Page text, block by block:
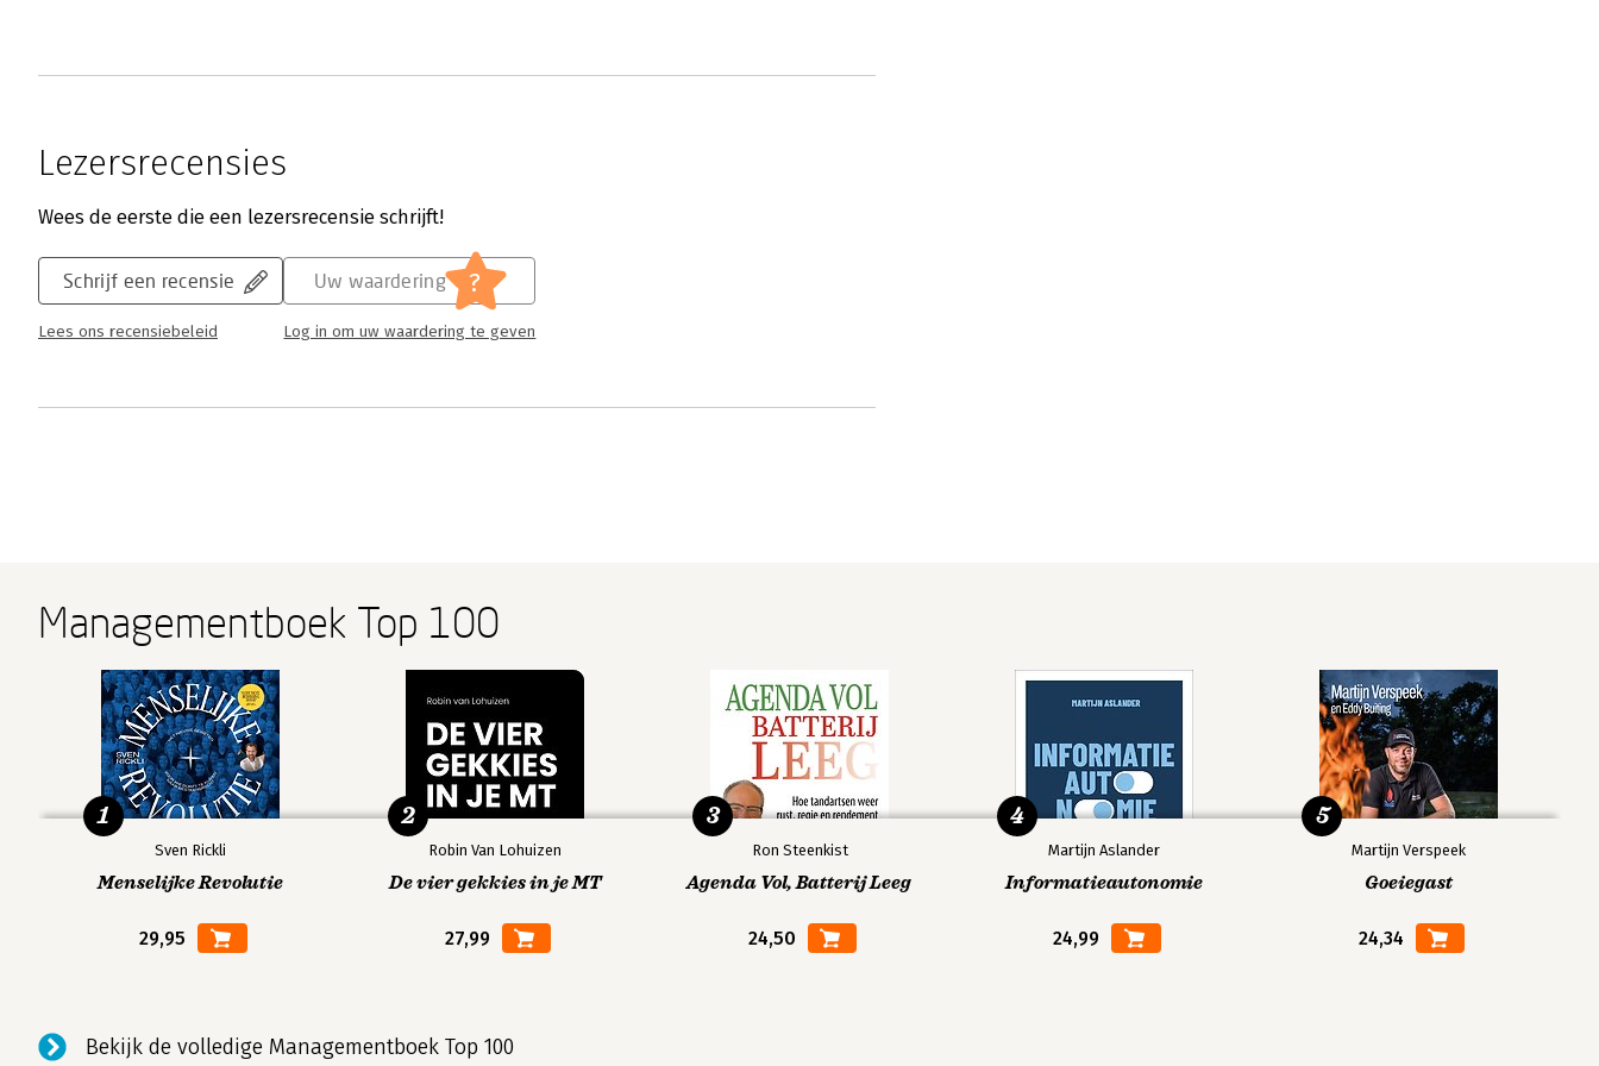
Lezersrecensies
Wees de eerste die een lezersrecensie schrijft!
Schrijf een recensie
Lees ons recensiebeleid
Uw waardering ?
Log in om uw waardering te geven
Managementboek Top 100
Sven Rickli
Menselijke Revolutie
29,95
1
Robin Van Lohuizen
De vier gekkies in je MT
27,99
2
Ron Steenkist
Agenda Vol, Batterij Leeg
24,50
3
Martijn Aslander
Informatieautonomie
24,99
4
Martijn Verspeek
Goeiegast
24,34
5
Bekijk de volledige Managementboek Top 100